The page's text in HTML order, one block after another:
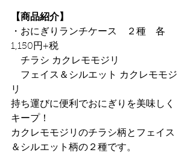
【商品紹介】
・おにぎりランチケース　２種　各
1,150円+税
チラシ カクレモモジリ
フェイス＆シルエット カクレモモジ
リ
持ち運びに便利でおにぎりを美味しく
キープ！
カクレモモジリのチラシ柄とフェイス
＆シルエット柄の２種です。